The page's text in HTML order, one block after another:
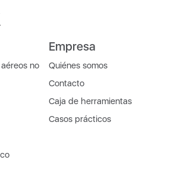
no
Empresa
Quiénes somos
Contacto
Caja de herramientas
Casos prácticos